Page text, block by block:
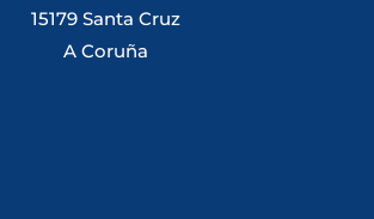
15179 Santa Cruz
A Coruña